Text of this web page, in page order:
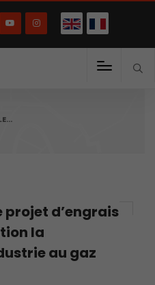
projet d’engrais
la
au gaz
English(English)